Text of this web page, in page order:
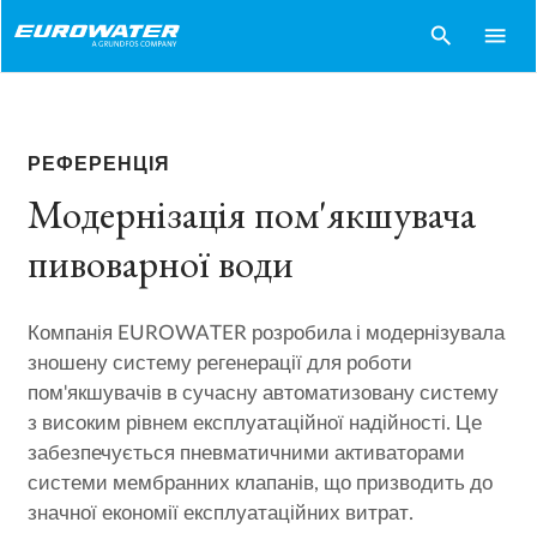
search menu
РЕФЕРЕНЦІЯ
Модернізація пом'якшувача
пивоварної води
Компанія EUROWATER розробила і модернізувала
зношену систему регенерації для роботи
пом'якшувачів в сучасну автоматизовану систему
з високим рівнем експлуатаційної надійності. Це
забезпечується пневматичними активаторами
системи мембранних клапанів, що призводить до
значної економії експлуатаційних витрат.